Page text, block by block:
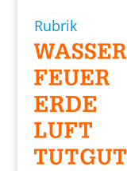
Rubrik